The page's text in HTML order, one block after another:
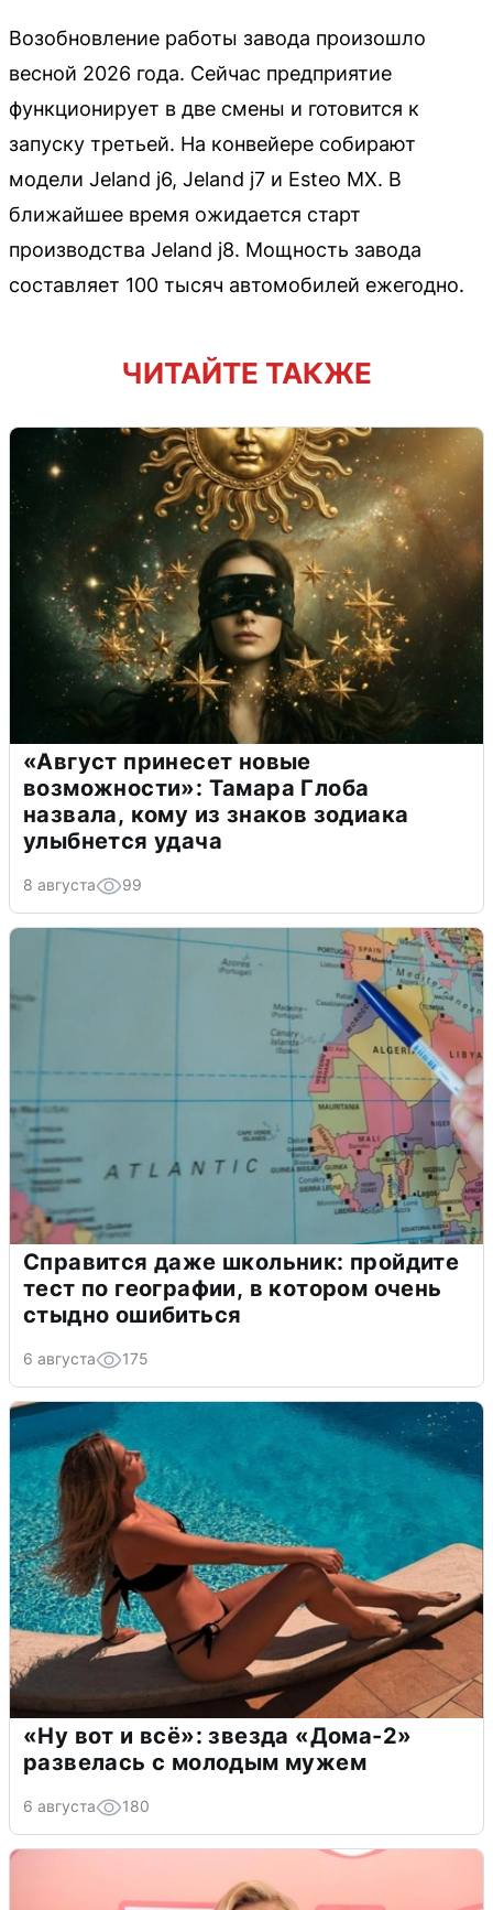
Возобновление работы завода произошло
весной 2026 года. Сейчас предприятие
функционирует в две смены и готовится к
запуску третьей. На конвейере собирают
модели Jeland j6, Jeland j7 и Esteo MX. В
ближайшее время ожидается старт
производства Jeland j8. Мощность завода
составляет 100 тысяч автомобилей ежегодно.
ЧИТАЙТЕ ТАКЖЕ
«Август принесет новые
возможности»: Тамара Глоба
назвала, кому из знаков зодиака
улыбнется удача
8 августа 99
Справится даже школьник: пройдите
тест по географии, в котором очень
стыдно ошибиться
6 августа 175
«Ну вот и всё»: звезда «Дома-2»
развелась с молодым мужем
6 августа 180